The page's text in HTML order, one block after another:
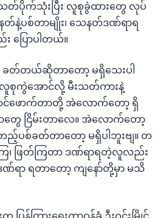
သတ်ပိုက်သုံးပြီး လူစုခွဲထားတွေ လုပ်
နဲ့ပစ်တာမျိုး၊ သေနတ်ဒဏ်ရာရ
ပြောပါတယ်။
ခတ်တယ်ဆိုတာတော့ မရှိသေးပါ
လူစုကွဲအောင်လို့ မီးသတ်ကားနဲ့
င်ဖောက်တာတို့ အဲလောက်တော့ ရှိ
တွေ ငြိမ်းတာလေ။ အဲလောက်တော့
စ်ခတ်တာတော့ မရှိပါဘူးဗျ။ တ
၊ ဖြတ်ကြတာ ဒဏ်ရာရတဲ့လူလည်း
ာ ရတာတော့ ကျနော်တို့မှာ မသိ
ြန်ကြားရေးတာဝန်ခံ ဦးဝင်းမြိုင်